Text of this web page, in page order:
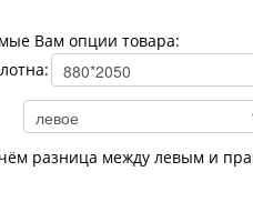
Вам опции товара:
разница между левым и